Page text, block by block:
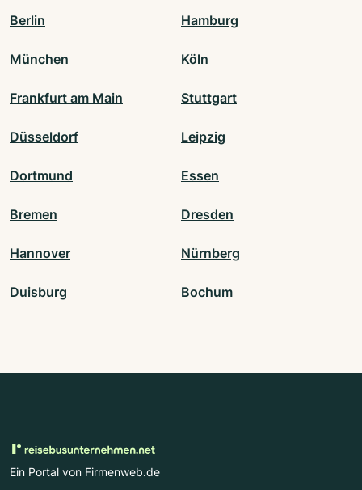
Berlin Hamburg
München Köln
Frankfurt am Main Stuttgart
Düsseldorf Leipzig
Dortmund Essen
Bremen Dresden
Hannover Nürnberg
Duisburg Bochum
Ein Portal von Firmenweb.de